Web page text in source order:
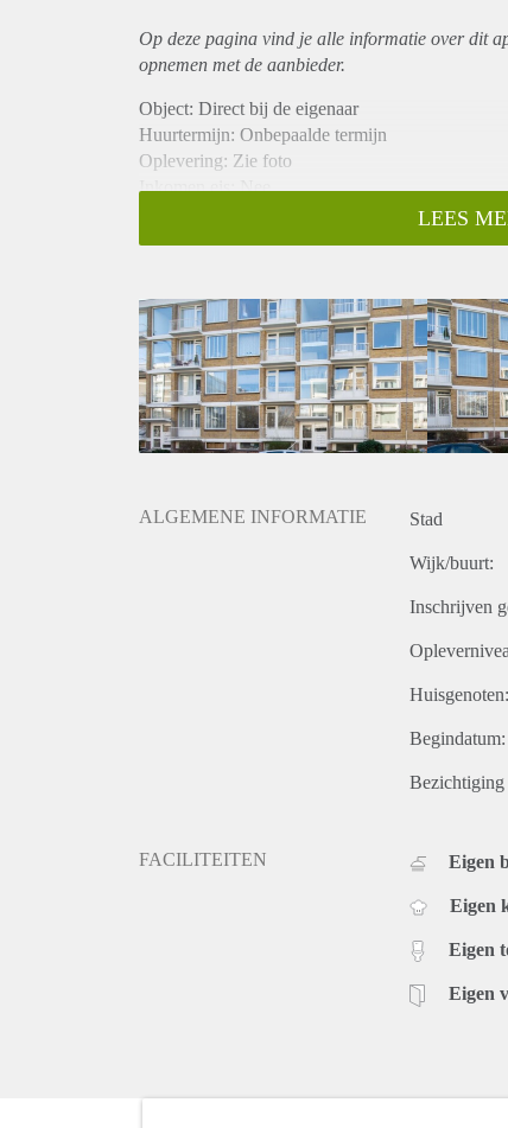
Op deze pagina vind je alle informatie over dit
opnemen met de aanbieder.
Object: Direct bij de eigenaar
Huurtermijn: Onbepaalde termijn
Oplevering: Zie foto
Inkomen eis: Nee
Borg: 1 Maand
Huisdieren toegestaan: Afhankelijk van de
Huurtoeslag grens: Ja
Geschikt voor studenten: Afhankelijk van de
LEES
ALGEMENE INFORMATIE Stad
Wijk/buurt:
Inschrijven
Huisgenoten:
Begindatum:
Bezichtiging
FACILITEITEN Eigen
Eigen
Eigen
Eigen